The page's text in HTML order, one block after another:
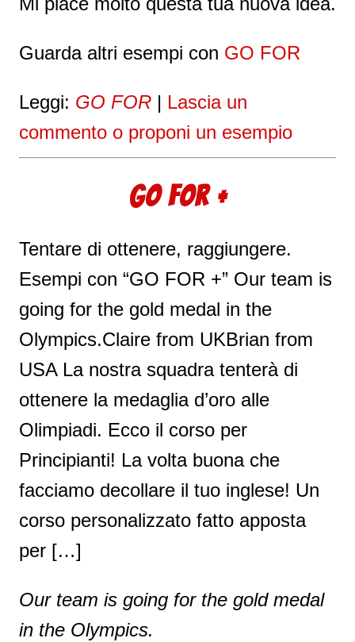
Guarda altri esempi con GO FOR
Leggi: GO FOR | Lascia un
commento o proponi un esempio
GO FOR +
Tentare di ottenere, raggiungere.
Esempi con “GO FOR +” Our team is
going for the gold medal in the
Olympics.Claire from UKBrian from
USA La nostra squadra tenterà di
ottenere la medaglia d’oro alle
Olimpiadi. Ecco il corso per
Principianti! La volta buona che
facciamo decollare il tuo inglese! Un
corso personalizzato fatto apposta
per […]
Our team is going for the gold medal
in the Olympics.